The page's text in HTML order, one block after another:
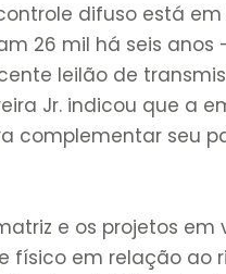
difuso está em
26 mil há seis
leilão de
Jr. indicou que a
complementar seu
e os projetos em
físico em relação ao